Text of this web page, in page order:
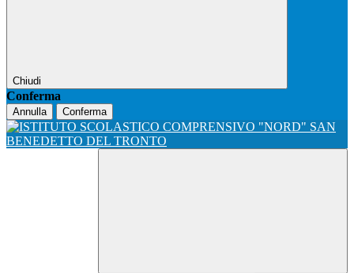
Chiudi
Conferma
Annulla Conferma